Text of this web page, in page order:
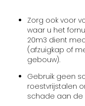
Zorg ook voor
waar u het
20m3 dient
(afzuigkap of
gebouw).
Gebruik geen
roestvrijstalen
schade aan de